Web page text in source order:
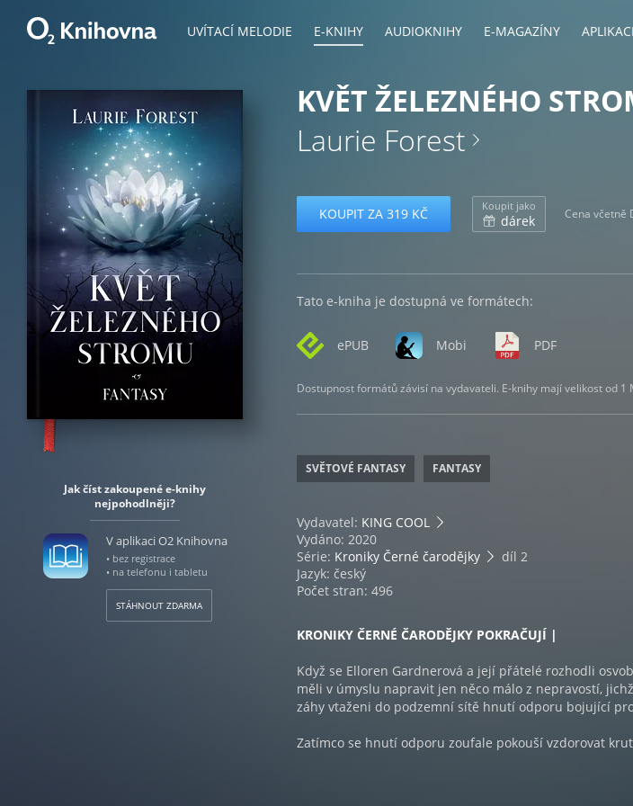
UVÍTACÍ MELODIE E-KNIHY AUDIOKNIHY E-MAGAZÍNY
Jak číst zakoupené e-knihy
nejpohodlněji?
V aplikaci O2 Knihovna
• bez registrace
• na telefonu i tabletu
STÁHNOUT ZDARMA
KVĚT ŽELEZNÉHO
Laurie Forest
KOUPIT ZA 319 KČ Koupit jako
dárek Cena včetně
Tato e-kniha je dostupná ve formátech:
ePUB Mobi PDF
Dostupnost formátů závisí na vydavateli. E-knihy mají velikost od 1
SVĚTOVÉ FANTASY FANTASY
Vydavatel: KING COOL
Vydáno: 2020
Série: Kroniky Černé čarodějky
díl 2
Jazyk: český
Počet stran: 496
KRONIKY ČERNÉ ČARODĚJKY POKRAČUJÍ |
Když se Elloren Gardnerová a její přátelé rozhodli
měli v úmyslu napravit jen něco málo z nepravostí,
záhy vtaženi do podzemní sítě hnutí odporu bojující
Zatímco se hnutí odporu zoufale pokouší vzdorovat
univerzity proudí stále větší počet gardneriánských